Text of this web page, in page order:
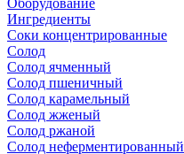
Оборудование
Ингредиенты
Соки концентрированные
Солод
Солод ячменный
Солод пшеничный
Солод карамельный
Солод жженый
Солод ржаной
Солод неферментированный